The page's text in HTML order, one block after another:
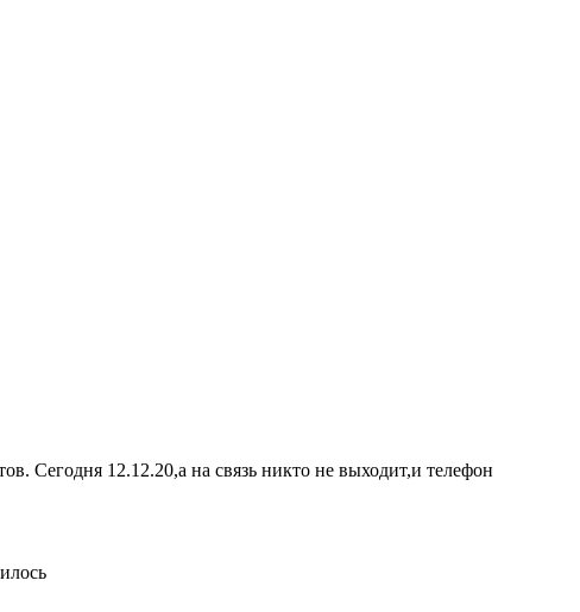
Сегодня 12.12.20,а на связь никто не выходит,и телефон